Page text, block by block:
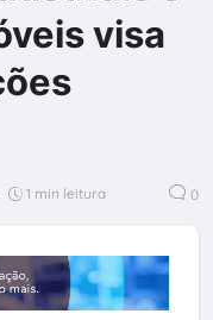
visa
1 min leitura 0